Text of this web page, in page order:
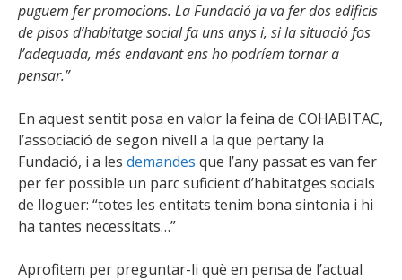
puguem fer promocions. La Fundació ja va fer dos edificis
de pisos d’habitatge social fa uns anys i, si la situació fos
l’adequada, més endavant ens ho podríem tornar a
pensar.”
En aquest sentit posa en valor la feina de COHABITAC,
l’associació de segon nivell a la que pertany la
Fundació, i a les demandes que l’any passat es van fer
per fer possible un parc suficient d’habitatges socials
de lloguer: “totes les entitats tenim bona sintonia i hi
ha tantes necessitats…”
Aprofitem per preguntar-li què en pensa de l’actual